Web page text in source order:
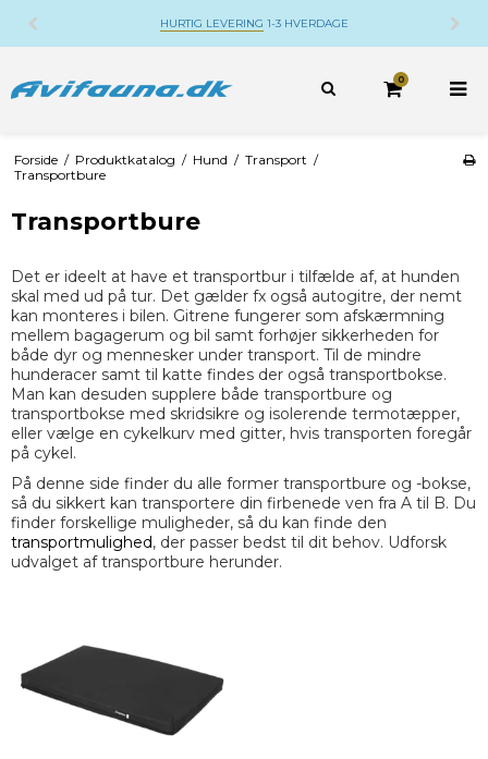
HURTIG LEVERING 1-3 HVERDAGE
0
Forside / Produktkatalog / Hund / Transport /
Transportbure
Transportbure
Det er ideelt at have et transportbur i tilfælde af, at hunden
skal med ud på tur. Det gælder fx også autogitre, der nemt
kan monteres i bilen. Gitrene fungerer som afskærmning
mellem bagagerum og bil samt forhøjer sikkerheden for
både dyr og mennesker under transport. Til de mindre
hunderacer samt til katte findes der også transportbokse.
Man kan desuden supplere både transportbure og
transportbokse med skridsikre og isolerende termotæpper,
eller vælge en cykelkurv med gitter, hvis transporten foregår
på cykel.
På denne side finder du alle former transportbure og -bokse,
så du sikkert kan transportere din firbenede ven fra A til B. Du
finder forskellige muligheder, så du kan finde den
transportmulighed, der passer bedst til dit behov. Udforsk
udvalget af transportbure herunder.